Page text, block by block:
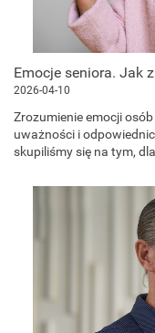
Emocje seniora. Jak
2026-04-10
Zrozumienie emocji
uważności i
skupiliśmy się na tym,